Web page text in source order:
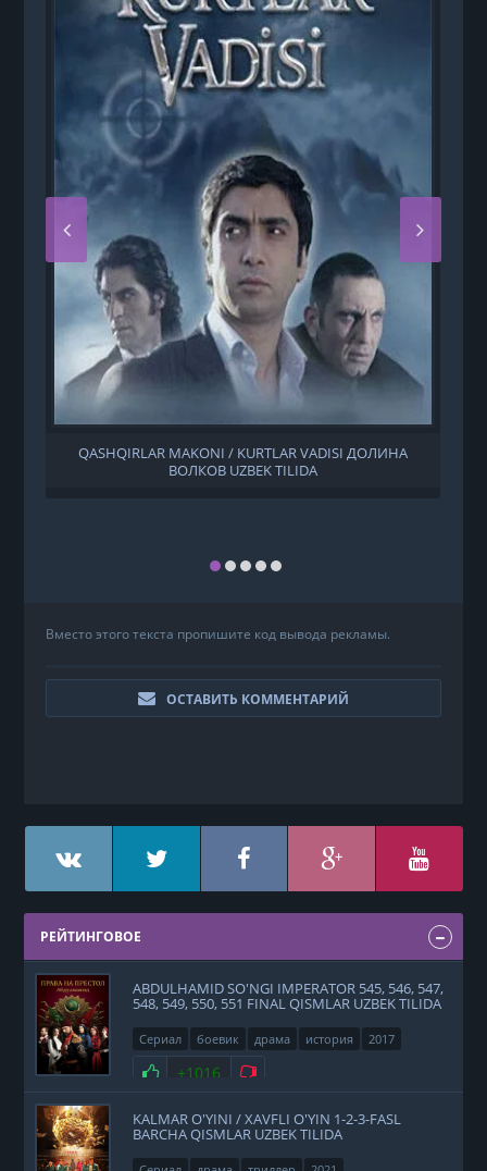
QASHQIRLAR MAKONI / KURTLAR VADISI ДОЛИНА
ВОЛКОВ UZBEK TILIDA
Вместо этого текста пропишите код вывода рекламы.
ОСТАВИТЬ КОММЕНТАРИЙ
РЕЙТИНГОВОЕ
ABDULHAMID SO'NGI IMPERATOR 545, 546, 547,
548, 549, 550, 551 FINAL QISMLAR UZBEK TILIDA
Сериал боевик драма история 2017
Нравится
+1016 Не нравится
KALMAR O'YINI / XAVFLI O'YIN 1-2-3-FASL
BARCHA QISMLAR UZBEK TILIDA